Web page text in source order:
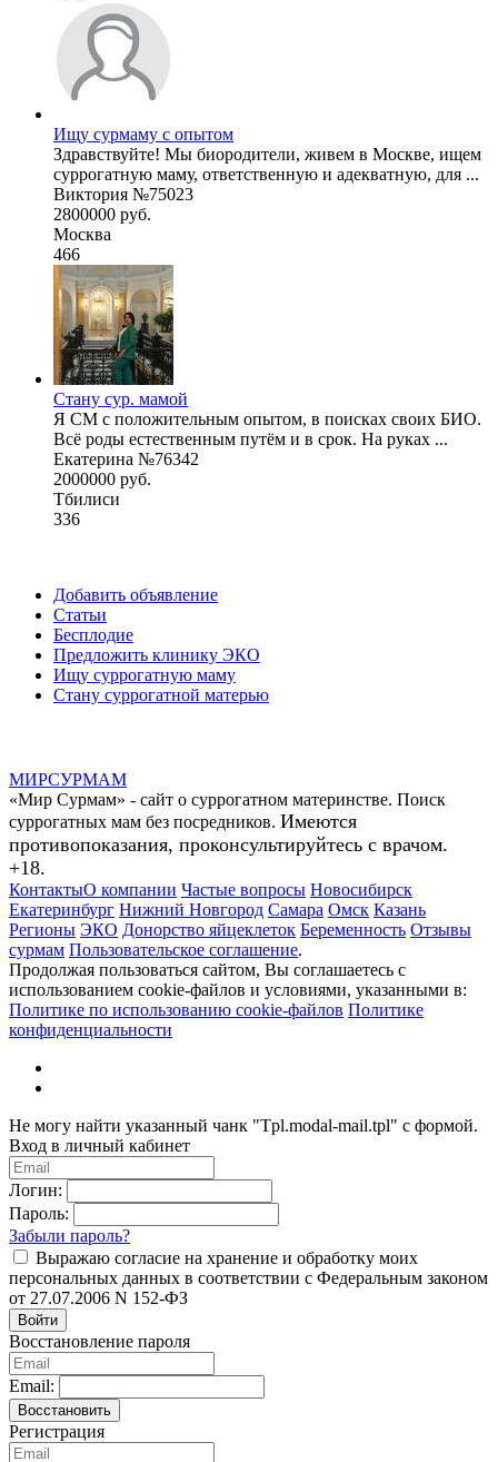
Ищу сурмаму с опытом
Здравствуйте! Мы биородители, живем в Москве, ищем
суррогатную маму, ответственную и адекватную, для ...
Виктория №75023
2800000 руб.
Москва
466
Стану сур. мамой
Я СМ с положительным опытом, в поисках своих БИО.
Всё роды естественным путëм и в срок. На руках ...
Екатерина №76342
2000000 руб.
Тбилиси
336
Добавить объявление
Статьи
Бесплодие
Предложить клинику ЭКО
Ищу суррогатную маму
Стану суррогатной матерью
МИРСУРМАМ
«Мир Сурмам» - сайт о суррогатном материнстве. Поиск
суррогатных мам без посредников. Имеются
противопоказания, проконсультируйтесь с врачом.
+18.
КонтактыО компании Частые вопросы Новосибирск
Екатеринбург Нижний Новгород Самара Омск Казань
Регионы ЭКО Донорство яйцеклеток Беременность Отзывы
сурмам Пользовательское соглашение.
Продолжая пользоваться сайтом, Вы соглашаетесь с
использованием cookie-файлов и условиями, указанными в:
Политике по использованию cookie-файлов Политике
конфиденциальности
Не могу найти указанный чанк "Tpl.modal-mail.tpl" с формой.
Вход в личный кабинет
Логин:
Пароль:
Забыли пароль?
Выражаю согласие на хранение и обработку моих
персональных данных в соответствии с Федеральным законом
от 27.07.2006 N 152-ФЗ
Войти
Восстановление пароля
Email:
Восстановить
Регистрация